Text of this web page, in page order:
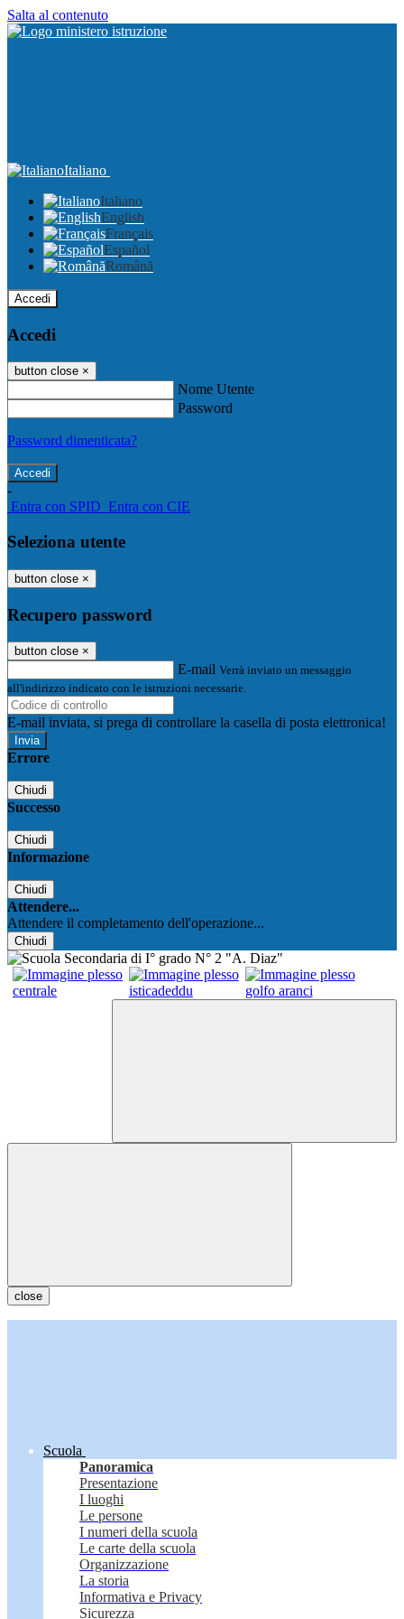
Salta al contenuto
Italiano
Italiano
English
Français
Español
Română
Accedi
Accedi
button close ×
Nome Utente
Password
Password dimenticata?
-
Entra con SPID Entra con CIE
Seleziona utente
button close ×
Recupero password
button close ×
E-mail Verrà inviato un messaggio
all'indirizzo indicato con le istruzioni necessarie.
E-mail inviata, si prega di controllare la casella di posta elettronica!
Errore
Chiudi
Successo
Chiudi
Informazione
Chiudi
Attendere...
Attendere il completamento dell'operazione...
Chiudi
close
Scuola
Panoramica
Presentazione
I luoghi
Le persone
I numeri della scuola
Le carte della scuola
Organizzazione
La storia
Informativa e Privacy
Sicurezza